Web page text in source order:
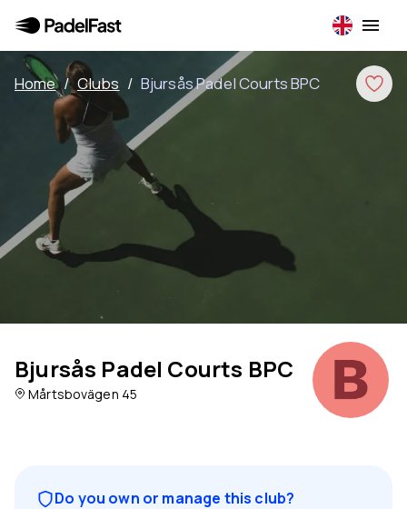
Home / Clubs / Bjursås Padel Courts BPC
Bjursås Padel Courts BPC
Mårtsbovägen 45
Do you own or manage this club?